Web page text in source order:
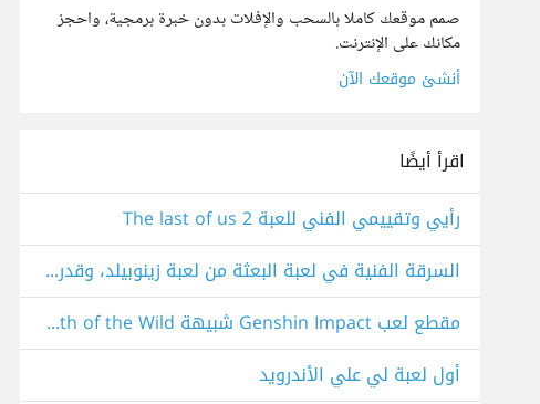
صمم موقعك كاملا بالسحب والإفلات بدون خبرة برمجية، واحجز
مكانك على الإنترنت.
أنشئ موقعك الآن
اقرأ أيضًا
رأيي وتقييمي الفني للعبة The last of us 2
السرقة الفنية في لعبة البعثة من لعبة زينوبيلد، وقدرة الذكاء الاصطناعي في اكتشاف الامر.
مقطع لعب Genshin Impact شبيهة Zelda Breath of the Wild
أول لعبة لي علي الأندرويد